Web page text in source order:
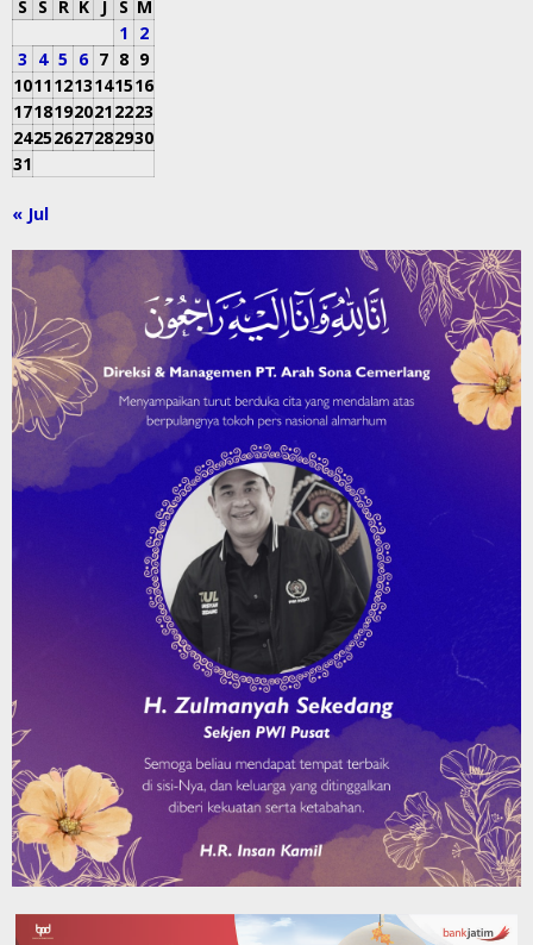
S S R K J S M
1 2
3 4 5 6 7 8 9
10111213141516
17181920212223
24252627282930
31
« Jul